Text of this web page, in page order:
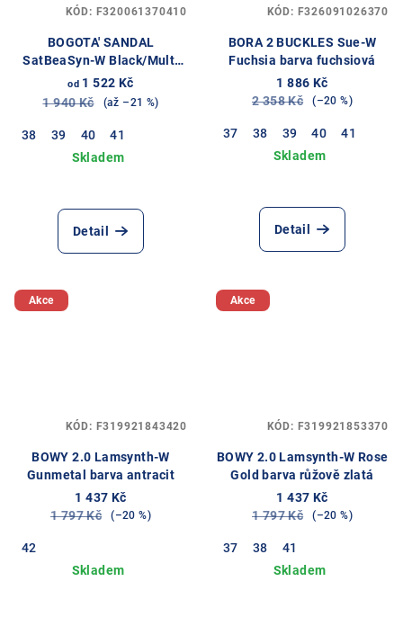
BOGOTA' SANDAL
SatBeaSyn-W Black/Multi
barva černá
od 1 522 Kč
1 940 Kč
(až –21 %)
38 39 40 41
Detail
KÓD: F320061370410
BORA 2 BUCKLES Sue-W
Fuchsia barva fuchsiová
1 886 Kč
2 358 Kč
(–20 %)
37 38 39 40 41
Detail
KÓD: F326091026370
Akce
BOWY 2.0 Lamsynth-W
Gunmetal barva antracit
1 437 Kč
1 797 Kč
(–20 %)
42
KÓD: F319921843420
Akce
BOWY 2.0 Lamsynth-W Rose
Gold barva růžově zlatá
1 437 Kč
1 797 Kč
(–20 %)
37 38 41
KÓD: F319921853370